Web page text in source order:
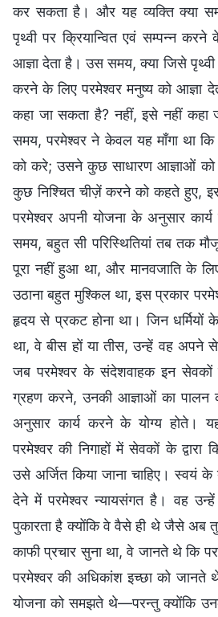
कर सकता है। और यह व्यक्ति क्या
पृथ्वी पर क्रियान्वित एवं सम्पन्न
आज्ञा देता है। उस समय, क्या जिसे पृथ्वी
करने के लिए परमेश्वर मनुष्य को आज्ञा
कहा जा सकता है? नहीं, इसे नहीं
समय, परमेश्वर ने केवल यह माँगा था
को करे; उसने कुछ साधारण आज्ञाओं को
कुछ निश्चित चीज़ें करने को कहते हुए,
परमेश्वर अपनी योजना के अनुसार
समय, बहुत सी परिस्थितियां तब तक
पूरा नहीं हुआ था, और मानवजाति के
उठाना बहुत मुश्किल था, इस प्रकार
हृदय से प्रकट होना था। जिन धर्मियों
था, वे बीस हों या तीस, उन्हें वह अपने
जब परमेश्वर के संदेशवाहक इन
ग्रहण करने, उनकी आज्ञाओं का
अनुसार कार्य करने के योग्य होते।
परमेश्वर की निगाहों में सेवकों के द्वारा
उसे अर्जित किया जाना चाहिए। स्वयं के
देने में परमेश्वर न्यायसंगत है। वह
पुकारता है क्योंकि वे वैसे ही थे जैसे अब
काफी प्रचार सुना था, वे जानते थे कि
परमेश्वर की अधिकांश इच्छा को
योजना को समझते थे—परन्तु क्योंकि